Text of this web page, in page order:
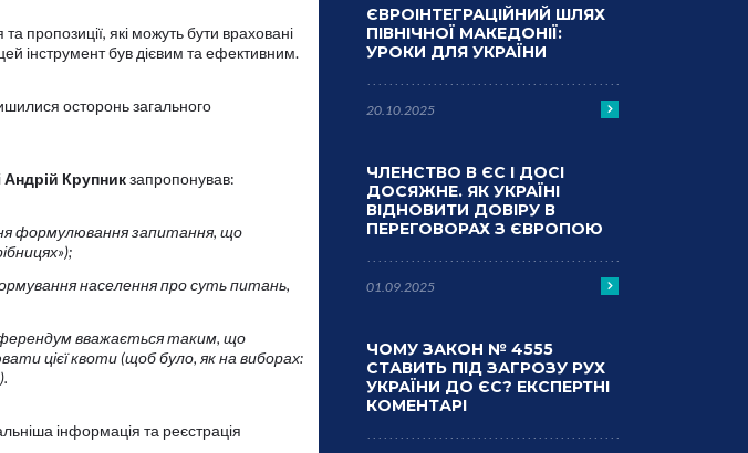
пропозиції, які можуть бути враховані
інструмент був дієвим та ефективним.
осторонь загального
Андрій Крупникзапропонував:
формулювання запитання, що
населення про суть питань,
вважається таким, що
цієї квоти (щоб було, як на виборах:
інформація та реєстрація
ЄВРОІНТЕГРАЦІЙНИЙ ШЛЯХ
ПІВНІЧНОЇ МАКЕДОНІЇ:
УРОКИ ДЛЯ УКРАЇНИ
20.10.2025
ЧЛЕНСТВО В ЄС І ДОСІ
ДОСЯЖНЕ. ЯК УКРАЇНІ
ВІДНОВИТИ ДОВІРУ В
ПЕРЕГОВОРАХ З ЄВРОПОЮ
01.09.2025
ЧОМУ ЗАКОН № 4555
СТАВИТЬ ПІД ЗАГРОЗУ РУХ
УКРАЇНИ ДО ЄС? ЕКСПЕРТНІ
КОМЕНТАРІ